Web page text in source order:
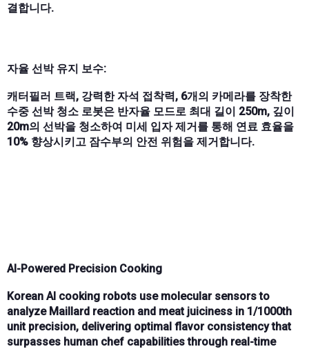
결합니다.
자율 선박 유지 보수:
캐터필러 트랙, 강력한 자석 접착력, 6개의 카메라를 장착한
수중 선박 청소 로봇은 반자율 모드로 최대 길이 250m, 깊이
20m의 선박을 청소하여 미세 입자 제거를 통해 연료 효율을
10% 향상시키고 잠수부의 안전 위험을 제거합니다.
AI-Powered Precision Cooking
Korean AI cooking robots use molecular sensorsto
analyze Maillard reaction and meat juiciness in 1/1000th
unit precision, delivering optimal flavor consistencythat
surpasses human chef capabilities through real-time